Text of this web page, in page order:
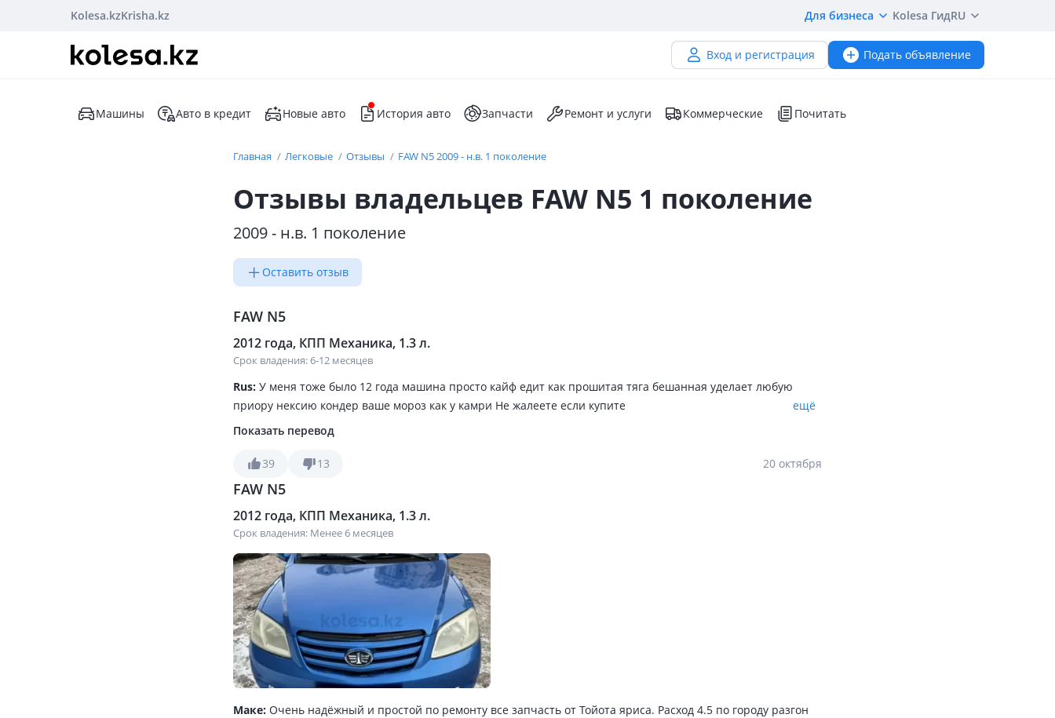
Kolesa.kzKrisha.kz Для бизнеса Kolesa ГидRU
Вход и регистрация Подать объявление
Машины Авто в кредит Новые авто История авто Запчасти Ремонт и услуги Коммерческие Почитать
Главная Легковые Отзывы FAW N5 2009 - н.в. 1 поколение
Отзывы владельцев FAW N5 1 поколение
2009 - н.в. 1 поколение
Оставить отзыв
FAW N5
2012 года, КПП Механика, 1.3 л.
Срок владения: 6-12 месяцев
Rus: У меня тоже было 12 года машина просто кайф едит как прошитая тяга бешанная уделает любую
приору нексию кондер ваше мороз как у камри Не жалеете если купите
ещё
Показать перевод
39 13 20 октября
FAW N5
2012 года, КПП Механика, 1.3 л.
Срок владения: Менее 6 месяцев
Маке: Очень надёжный и простой по ремонту все запчасть от Тойота яриса. Расход 4.5 по городу разгон